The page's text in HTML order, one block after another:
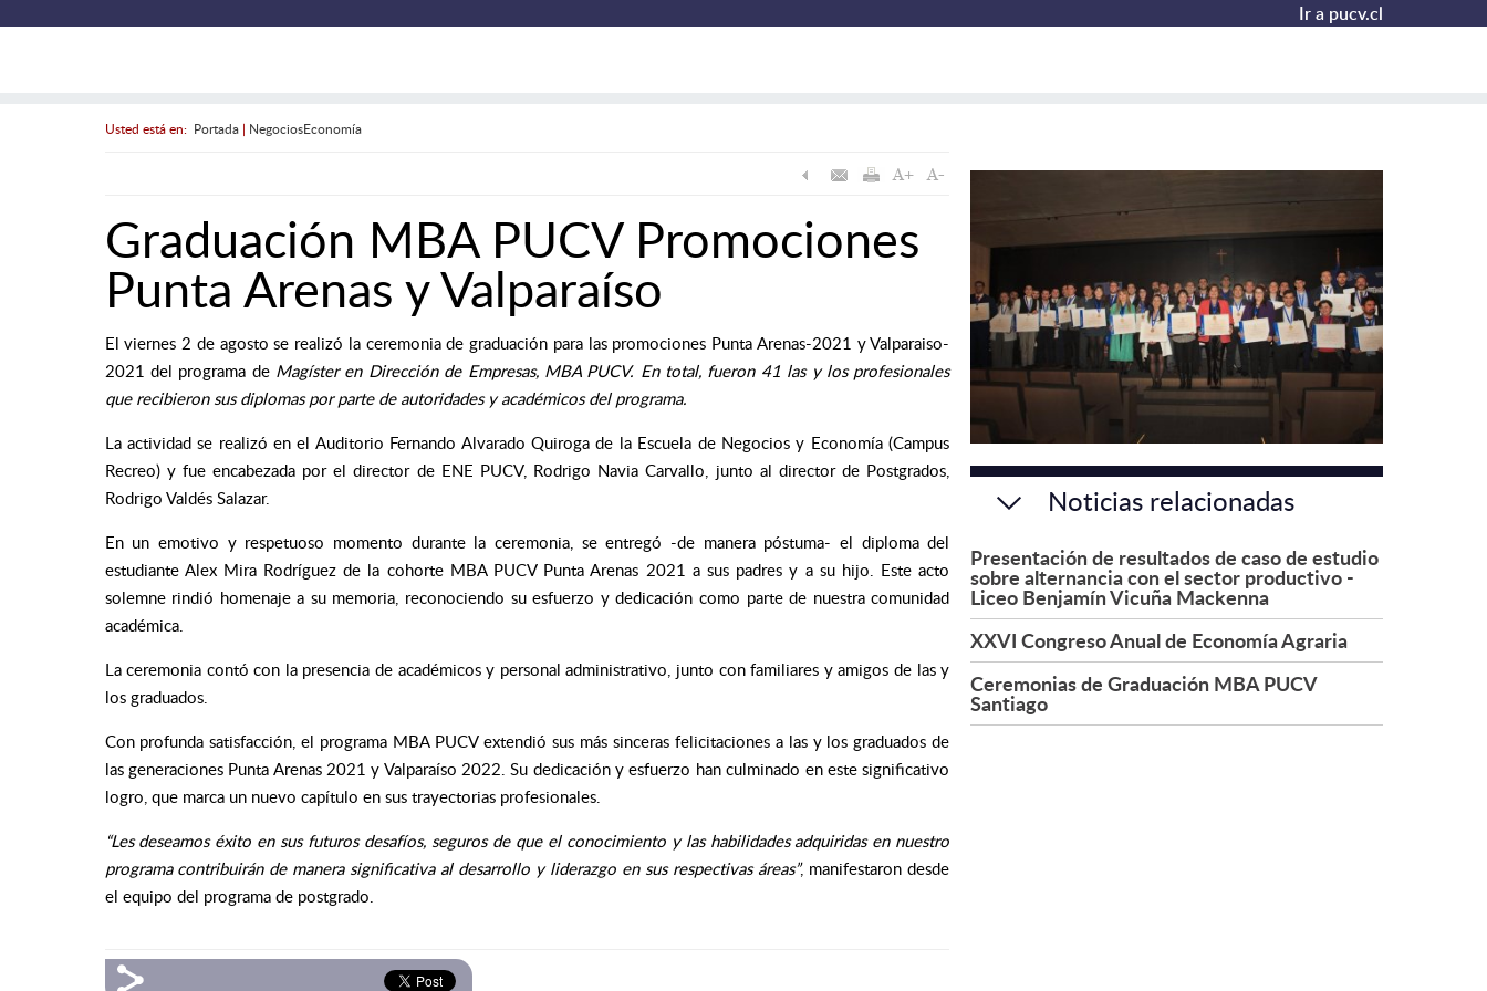
Ir a pucv.cl
Usted está en: Portada| NegociosEconomía
Graduación MBA PUCV Promociones
Punta Arenas y Valparaíso
El viernes 2 de agosto se realizó la ceremonia de graduación para las promociones Punta Arenas-2021 y Valparaiso-
2021 del programa de Magíster en Dirección de Empresas, MBA PUCV. En total, fueron 41 las y los profesionales
que recibieron sus diplomas por parte de autoridades y académicos del programa.
La actividad se realizó en el Auditorio Fernando Alvarado Quiroga de la Escuela de Negocios y Economía (Campus
Recreo) y fue encabezada por el director de ENE PUCV, Rodrigo Navia Carvallo, junto al director de Postgrados,
Rodrigo Valdés Salazar.
En un emotivo y respetuoso momento durante la ceremonia, se entregó -de manera póstuma- el diploma del
estudiante Alex Mira Rodríguez de la cohorte MBA PUCV Punta Arenas 2021 a sus padres y a su hijo. Este acto
solemne rindió homenaje a su memoria, reconociendo su esfuerzo y dedicación como parte de nuestra comunidad
académica.
La ceremonia contó con la presencia de académicos y personal administrativo, junto con familiares y amigos de las y
los graduados.
Con profunda satisfacción, el programa MBA PUCV extendió sus más sinceras felicitaciones a las y los graduados de
las generaciones Punta Arenas 2021 y Valparaíso 2022. Su dedicación y esfuerzo han culminado en este significativo
logro, que marca un nuevo capítulo en sus trayectorias profesionales.
“Les deseamos éxito en sus futuros desafíos, seguros de que el conocimiento y las habilidades adquiridas en nuestro
programa contribuirán de manera significativa al desarrollo y liderazgo en sus respectivas áreas”, manifestaron desde
el equipo del programa de postgrado.
Noticias relacionadas
Presentación de resultados de caso de estudio
sobre alternancia con el sector productivo -
Liceo Benjamín Vicuña Mackenna
XXVI Congreso Anual de Economía Agraria
Ceremonias de Graduación MBA PUCV
Santiago